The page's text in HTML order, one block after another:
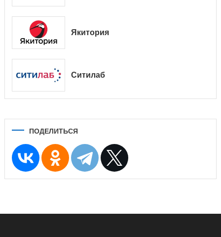
Якитория
Ситилаб
ПОДЕЛИТЬСЯ